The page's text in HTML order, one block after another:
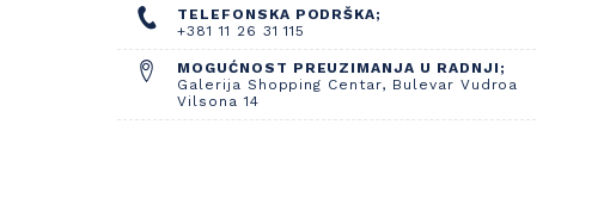
TELEFONSKA PODRŠKA;
+381 11 26 31 115
MOGUĆNOST PREUZIMANJA U RADNJI;
Galerija Shopping Centar, Bulevar Vudroa
Vilsona 14